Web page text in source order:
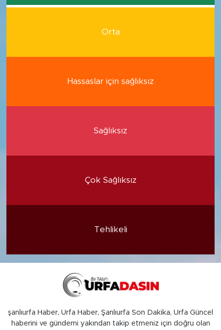
Orta
Hassaslar için sağlıksız
Sağlıksız
Çok Sağlıksız
Tehlikeli
şanlıurfa Haber, Urfa Haber, Şanlıurfa Son Dakika, Urfa Güncel
haberini ve gündemi yakından takip etmeniz için doğru olan